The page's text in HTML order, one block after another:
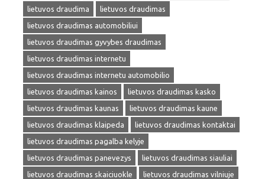
lietuvos draudima
lietuvos draudimas
lietuvos draudimas automobiliui
lietuvos draudimas gyvybes draudimas
lietuvos draudimas internetu
lietuvos draudimas internetu automobilio
lietuvos draudimas kainos
lietuvos draudimas kasko
lietuvos draudimas kaunas
lietuvos draudimas kaune
lietuvos draudimas klaipeda
lietuvos draudimas kontaktai
lietuvos draudimas pagalba kelyje
lietuvos draudimas panevezys
lietuvos draudimas siauliai
lietuvos draudimas skaiciuokle
lietuvos draudimas vilniuje